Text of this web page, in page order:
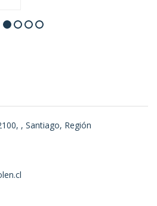
, Santiago, Región